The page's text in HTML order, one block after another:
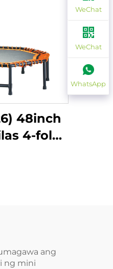
48inch
4-fold
ang
ng mini
WeChat
WeChat
WhatsApp